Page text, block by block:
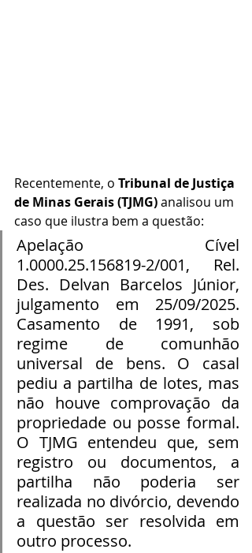
Recentemente, o Tribunal de Justiça
de Minas Gerais (TJMG) analisou um
caso que ilustra bem a questão:
Apelação Cível
1.0000.25.156819-2/001, Rel.
Des. Delvan Barcelos Júnior,
julgamento em 25/09/2025.
Casamento de 1991, sob
regime de comunhão
universal de bens. O casal
pediu a partilha de lotes, mas
não houve comprovação da
propriedade ou posse formal.
O TJMG entendeu que, sem
registro ou documentos, a
partilha não poderia ser
realizada no divórcio, devendo
a questão ser resolvida em
outro processo.